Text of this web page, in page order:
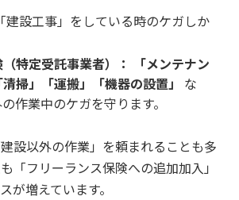
「建設工事」をしている時のケガしか
特定受託事業者）：
「メンテナン
掃」「運搬」「機器の設置」
な
作業中のケガを守ります。
設以外の作業」を頼まれることも多
「フリーランス保険への追加加入」
が増えています。